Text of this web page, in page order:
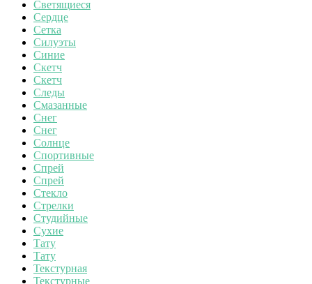
Светящиеся
Сердце
Сетка
Силуэты
Синие
Скетч
Скетч
Следы
Смазанные
Снег
Снег
Солнце
Спортивные
Спрей
Спрей
Стекло
Стрелки
Студийные
Сухие
Тату
Тату
Текстурная
Текстурные